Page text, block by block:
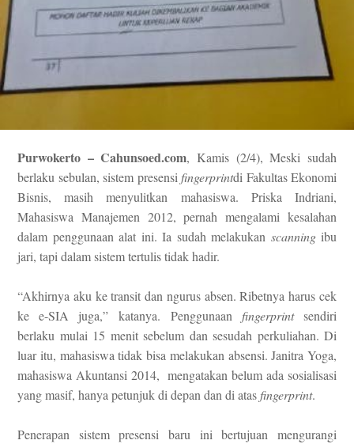
Purwokerto – Cahunsoed.com, Kamis (2/4),Meski sudah
berlaku sebulan, sistem presensifingerprintdi Fakultas Ekonomi
Bisnis,masih menyulitkan mahasiswa. Priska Indriani,
Mahasiswa Manajemen 2012, pernah mengalami kesalahan
dalam penggunaan alat ini. Ia sudah melakukan scanningibu
jari, tapi dalam sistem tertulis tidak hadir.
“Akhirnya aku ke transit dan ngurus absen. Ribetnya harus cek
ke e-SIA juga,” katanya. Penggunaan fingerprintsendiri
berlaku mulai 15 menit sebelum dan sesudah perkuliahan. Di
luar itu, mahasiswa tidak bisa melakukan absensi. Janitra Yoga,
mahasiswa Akuntansi 2014, mengatakan belum ada sosialisasi
yang masif, hanya petunjuk di depan dan di atasfingerprint.
Penerapan sistem presensi baru ini bertujuan mengurangi